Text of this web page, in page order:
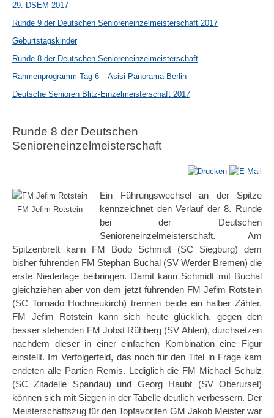
29. DSEM 2017
Runde 9 der Deutschen Senioreneinzelmeisterschaft 2017
Geburtstagskinder
Runde 8 der Deutschen Senioreneinzelmeisterschaft
Rahmenprogramm Tag 6 – Asisi Panorama Berlin
Deutsche Senioren Blitz-Einzelmeisterschaft 2017
Runde 8 der Deutschen
Senioreneinzelmeisterschaft
FM Jefim Rotstein
Ein Führungswechsel an der Spitze
kennzeichnet den Verlauf der 8. Runde
bei der Deutschen
Senioreneinzelmeisterschaft. Am
Spitzenbrett kann FM Bodo Schmidt (SC Siegburg) dem
bisher führenden FM Stephan Buchal (SV Werder Bremen) die
erste Niederlage beibringen. Damit kann Schmidt mit Buchal
gleichziehen aber von dem jetzt führenden FM Jefim Rotstein
(SC Tornado Hochneukirch) trennen beide ein halber Zähler.
FM Jefim Rotstein kann sich heute glücklich, gegen den
besser stehenden FM Jobst Rühberg (SV Ahlen), durchsetzen
nachdem dieser in einer einfachen Kombination eine Figur
einstellt. Im Verfolgerfeld, das noch für den Titel in Frage kam
endeten alle Partien Remis. Lediglich die FM Michael Schulz
(SC Zitadelle Spandau) und Georg Haubt (SV Oberursel)
können sich mit Siegen in der Tabelle deutlich verbessern. Der
Meisterschaftszug für den Topfavoriten GM Jakob Meister war